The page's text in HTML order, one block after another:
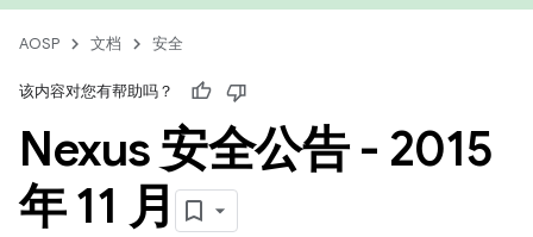
AOSP 文档 安全
该内容对您有帮助吗？
Nexus 安全公告 - 2015
年 11 月